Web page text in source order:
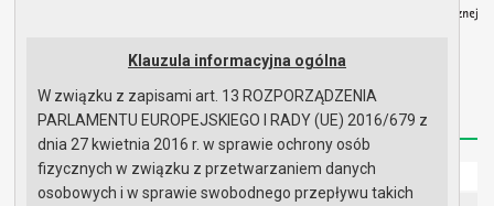
Redakcja Instrukcja korzystania Dostępność
Strona główna
Klauzula informacyjna ogólna
W związku z zapisami art. 13 ROZPORZĄDZENIA
PARLAMENTU EUROPEJSKIEGO I RADY (UE) 2016/679 z
dnia 27 kwietnia 2016 r. w sprawie ochrony osób
fizycznych w związku z przetwarzaniem danych
osobowych i w sprawie swobodnego przepływu takich